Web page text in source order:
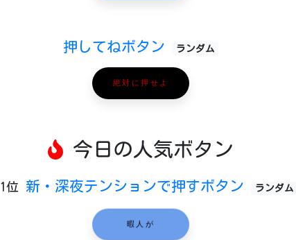
押してねボタン ランダム
絶対に押せよ
今日の人気ボタン
1位 新・深夜テンションで押すボタン ランダム
暇人が